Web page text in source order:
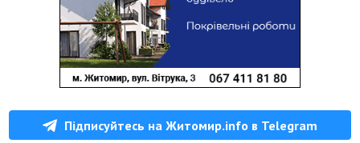
Підписуйтесь на Житомир.info в Telegram